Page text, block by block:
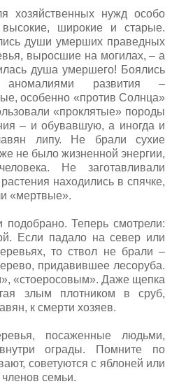
хозяйственных нужд особо
широкие и старые.
души умерших праведных
выросшие на могилах, – а
душа умершего! Боялись
развития –
особенно «против Солнца»
«проклятые» породы
– и обувавшую, а иногда и
липу. Не брали сухие
не было жизненной энергии,
Не заготавливали
находились в спячке,
«мертвые».
подобрано. Теперь смотрели:
Если падало на север или
то ствол не брали –
придавившее лесоруба.
«стоеросовым». Даже щепка
злым плотником в сруб,
к смерти хозяев.
посаженные людьми,
ограды. Помните по
советуются с яблоней или
семьи.